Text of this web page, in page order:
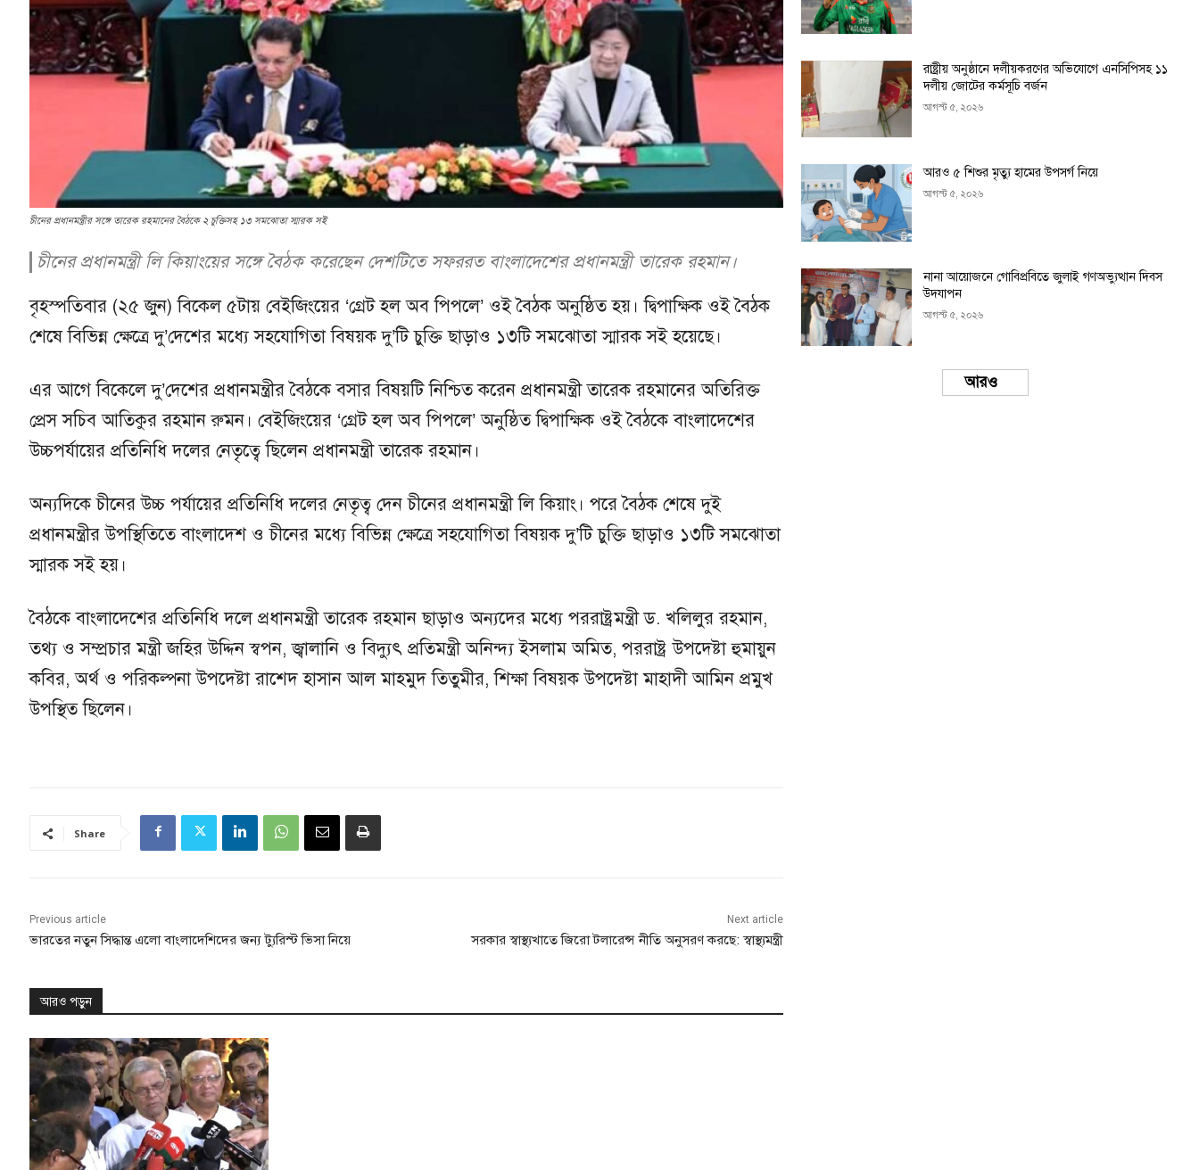
চীনের প্রধানমন্ত্রীর সঙ্গে তারেক রহমানের বৈঠকে ২ চুক্তিসহ ১৩ সমঝোতা স্মারক সই
চীনের প্রধানমন্ত্রী লি কিয়াংয়ের সঙ্গে বৈঠক করেছেন দেশটিতে সফররত বাংলাদেশের প্রধানমন্ত্রী তারেক রহমান।
বৃহস্পতিবার (২৫ জুন) বিকেল ৫টায় বেইজিংয়ের ‘গ্রেট হল অব পিপলে’ ওই বৈঠক অনুষ্ঠিত হয়। দ্বিপাক্ষিক ওই বৈঠক
শেষে বিভিন্ন ক্ষেত্রে দু’দেশের মধ্যে সহযোগিতা বিষয়ক দু’টি চুক্তি ছাড়াও ১৩টি সমঝোতা স্মারক সই হয়েছে।
এর আগে বিকেলে দু’দেশের প্রধানমন্ত্রীর বৈঠকে বসার বিষয়টি নিশ্চিত করেন প্রধানমন্ত্রী তারেক রহমানের অতিরিক্ত
প্রেস সচিব আতিকুর রহমান রুমন। বেইজিংয়ের ‘গ্রেট হল অব পিপলে’ অনুষ্ঠিত দ্বিপাক্ষিক ওই বৈঠকে বাংলাদেশের
উচ্চপর্যায়ের প্রতিনিধি দলের নেতৃত্বে ছিলেন প্রধানমন্ত্রী তারেক রহমান।
অন্যদিকে চীনের উচ্চ পর্যায়ের প্রতিনিধি দলের নেতৃত্ব দেন চীনের প্রধানমন্ত্রী লি কিয়াং। পরে বৈঠক শেষে দুই
প্রধানমন্ত্রীর উপস্থিতিতে বাংলাদেশ ও চীনের মধ্যে বিভিন্ন ক্ষেত্রে সহযোগিতা বিষয়ক দু’টি চুক্তি ছাড়াও ১৩টি সমঝোতা
স্মারক সই হয়।
বৈঠকে বাংলাদেশের প্রতিনিধি দলে প্রধানমন্ত্রী তারেক রহমান ছাড়াও অন্যদের মধ্যে পররাষ্ট্রমন্ত্রী ড. খলিলুর রহমান,
তথ্য ও সম্প্রচার মন্ত্রী জহির উদ্দিন স্বপন, জ্বালানি ও বিদ্যুৎ প্রতিমন্ত্রী অনিন্দ্য ইসলাম অমিত, পররাষ্ট্র উপদেষ্টা হুমায়ুন
কবির, অর্থ ও পরিকল্পনা উপদেষ্টা রাশেদ হাসান আল মাহমুদ তিতুমীর, শিক্ষা বিষয়ক উপদেষ্টা মাহাদী আমিন প্রমুখ
উপস্থিত ছিলেন।
Share
Previous article
ভারতের নতুন সিদ্ধান্ত এলো বাংলাদেশিদের জন্য ট্যুরিস্ট ভিসা নিয়ে
Next article
সরকার স্বাস্থ্যখাতে জিরো টলারেন্স নীতি অনুসরণ করছে: স্বাস্থ্যমন্ত্রী
আরও পড়ুন
রাষ্ট্রীয় অনুষ্ঠানে দলীয়করণের অভিযোগে এনসিপিসহ ১১
দলীয় জোটের কর্মসূচি বর্জন
আগস্ট ৫, ২০২৬
আরও ৫ শিশুর মৃত্যু হামের উপসর্গ নিয়ে
আগস্ট ৫, ২০২৬
নানা আয়োজনে গোবিপ্রবিতে জুলাই গণঅভ্যুত্থান দিবস
উদযাপন
আগস্ট ৫, ২০২৬
Load more